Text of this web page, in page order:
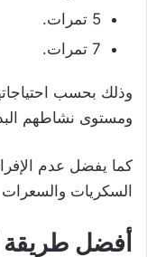
5 تمرات.
7 تمرات.
وذلك بحسب
ومستوى نشاطهم
كما يفضل عدم
السكريات والسعرات
أفضل طريقة